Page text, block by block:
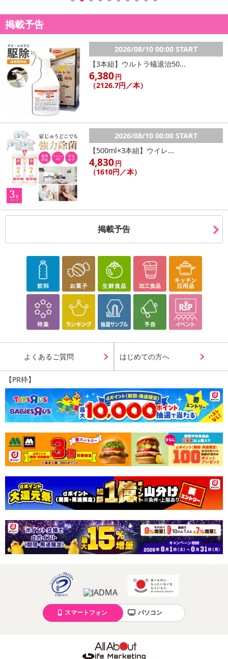
・ズボンやスカートに付けるだけで簡単にウエストの調整ができま
す。
・少し詰めたいときは1箇所、しっかり詰めたいときは2箇所付ける
のがおすすめです。
・4個セットなのでいちいち外してつけ直さなくてもOK！
・ファッションのアクセントにも！アクセサリー感覚で使用するこ
ともできます。
・原産国（最終加工地）：中国
・原材料/材質/素材：合金
・商品カラー：ゴールド
・商品サイズ：（約）フック 幅2-3cm 留め具 縦1cm×横1cm×
厚さ1cm
注意事項
【賞味・消費期限のある商品について】
商品到着時点でのお日持ち期間は、配送日数などにより異なります
※お申込み後のキャンセルはお受けできません。
記載されている内容を必ずご確認いただき、お届けする商品セット
にご納得いただきましたうえでお申し込みください。
※パッケージ変更や商品リニューアル（成分など含む）等により、
参考の掲載画像や画像内のバーコードなど、お届け商品と多少異な
る場合がございます。
また、[新たな加工食品の原料原産地表示制度]の経過措置期間の終
了により、商品詳細内に記載の原産国・原材料の表記が旧表記の場
合がございます。
によるお申込み後のキャンセル・返品交換は対応いたしかねます。
【お支払いについて】
※送料はお試し費用に含まれております。
※d払い、PayPay、au PAY、au PAY（auかんたん決済）、ソフトバ
ンクまとめて支払い、楽天ペイ、メルペイ、AEON Pay、Amazon
Payでお支払いの場合、決済のため外部サイトへ遷移します。
※予約商品は決済手段ごとに定められた決済期限日にお支払いを完
さい。
【配送伝票番号について】
※配送形態がメール便の商品については、商品の発送完了後、配送
伝票番号がマイページに表示されない場合もございます。
【配送日時の指定について】
配送日、配送時間が異なる可能性がございます。
カート機能をご利用の場合は、配送日時指定をご利用いただけませ
掲載予告
2026/08/10 00:00 START
【3本組】ウルトラ蟻退治50...
6,380円
（2126.7円／本）
2026/08/10 00:00 START
【500ml×3本組】ウイレ...
4,830円
（1610円／本）
掲載予告
よくあるご質問 はじめての方へ
【PR枠】
スマートフォン パソコン